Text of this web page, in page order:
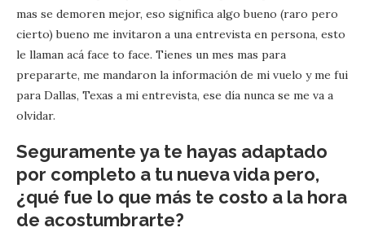
mas se demoren mejor, eso significa algo bueno (raro pero
cierto) bueno me invitaron a una entrevista en persona, esto
le llaman acá face to face. Tienes un mes mas para
prepararte, me mandaron la información de mi vuelo y me fui
para Dallas, Texas a mi entrevista, ese día nunca se me va a
olvidar.
Seguramente ya te hayas adaptado
por completo a tu nueva vida pero,
¿qué fue lo que más te costo a la hora
de acostumbrarte?